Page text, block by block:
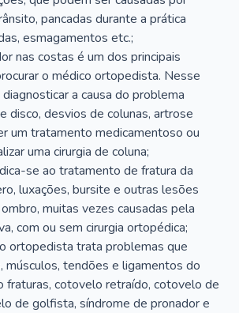
pancadas durante a prática
esmagamentos etc.;
nas costas é um dos principais
o médico ortopedista. Nesse
a causa do problema
disco, desvios de colunas, artrose
um tratamento medicamentoso ou
uma cirurgia de coluna;
se ao tratamento de fratura da
luxações, bursite e outras lesões
muitas vezes causadas pela
com ou sem cirurgia ortopédica;
ortopedista trata problemas que
músculos, tendões e ligamentos do
fraturas, cotovelo retraído, cotovelo de
de golfista, síndrome de pronador e